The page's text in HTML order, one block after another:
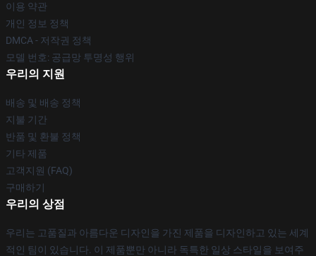
이용 약관
개인 정보 정책
DMCA - 저작권 정책
모델 번호: 공급망 투명성 행위
우리의 지원
배송 및 배송 정책
지불 기간
반품 및 환불 정책
기타 제품
고객지원 (FAQ)
구매하기
우리의 상점
우리는 고품질과 아름다운 디자인을 가진 제품을 디자인하고 있는 세계
적인 팀이 있습니다. 이 제품뿐만 아니라 독특한 일상 스타일을 보여주